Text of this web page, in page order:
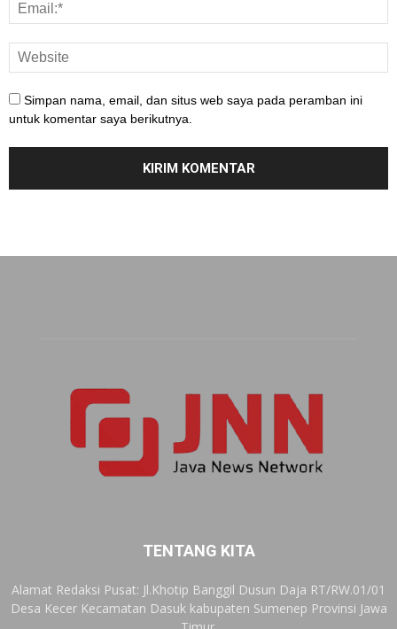
Simpan nama, email, dan situs web saya pada peramban ini
untuk komentar saya berikutnya.
TENTANG KITA
Alamat Redaksi Pusat: Jl.Khotip Banggil Dusun Daja RT/RW.01/01
Desa Kecer Kecamatan Dasuk kabupaten Sumenep Provinsi Jawa